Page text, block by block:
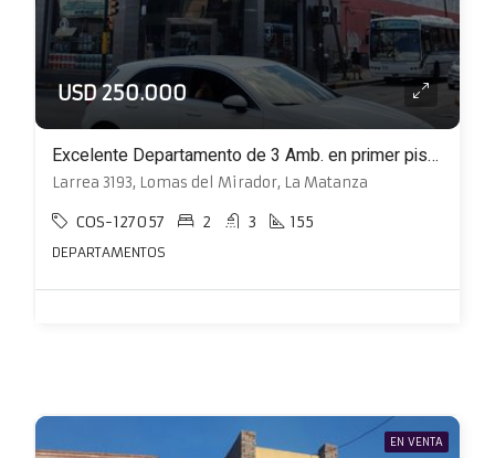
USD 250.000
Excelente Departamento de 3 Amb. en primer piso al frente con Patio y balcón
Larrea 3193, Lomas del Mirador, La Matanza
COS-127057 2 3 155
DEPARTAMENTOS
EN VENTA